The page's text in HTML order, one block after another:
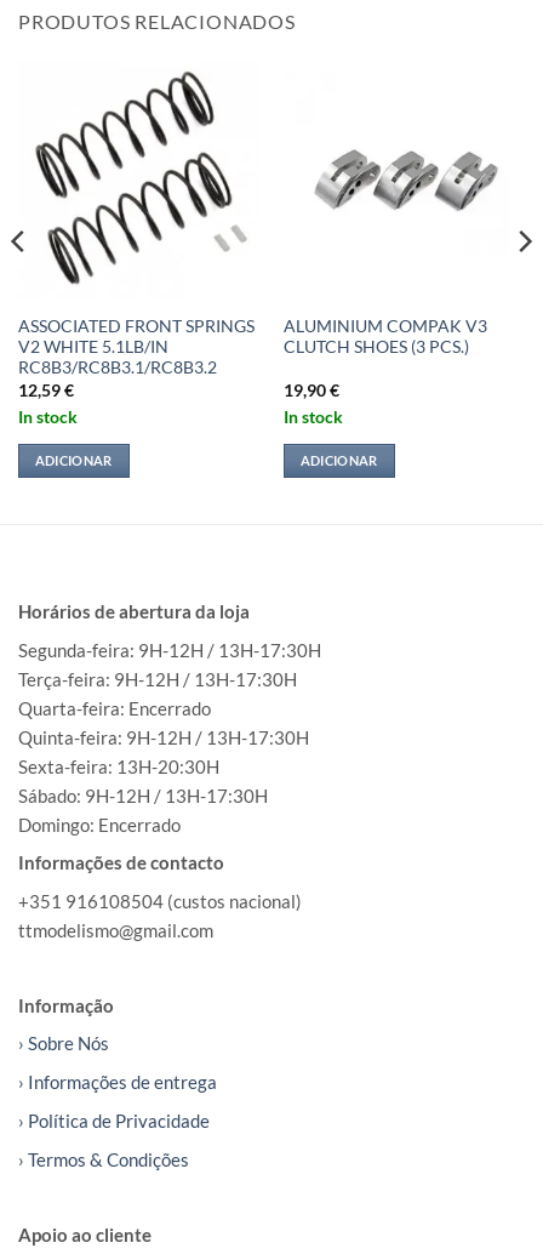
PRODUTOS RELACIONADOS
ASSOCIATED FRONT SPRINGS
V2 WHITE 5.1LB/IN
RC8B3/RC8B3.1/RC8B3.2
12,59€
In stock
ADICIONAR
ALUMINIUM COMPAK V3
CLUTCH SHOES (3 PCS.)
19,90€
In stock
ADICIONAR
Horários de abertura da loja
Segunda-feira: 9H-12H / 13H-17:30H
Terça-feira: 9H-12H / 13H-17:30H
Quarta-feira: Encerrado
Quinta-feira: 9H-12H / 13H-17:30H
Sexta-feira: 13H-20:30H
Sábado: 9H-12H / 13H-17:30H
Domingo: Encerrado
Informações de contacto
+351 916108504 (custos nacional)
ttmodelismo@gmail.com
Informação
› Sobre Nós
› Informações de entrega
› Política de Privacidade
› Termos & Condições
Apoio ao cliente